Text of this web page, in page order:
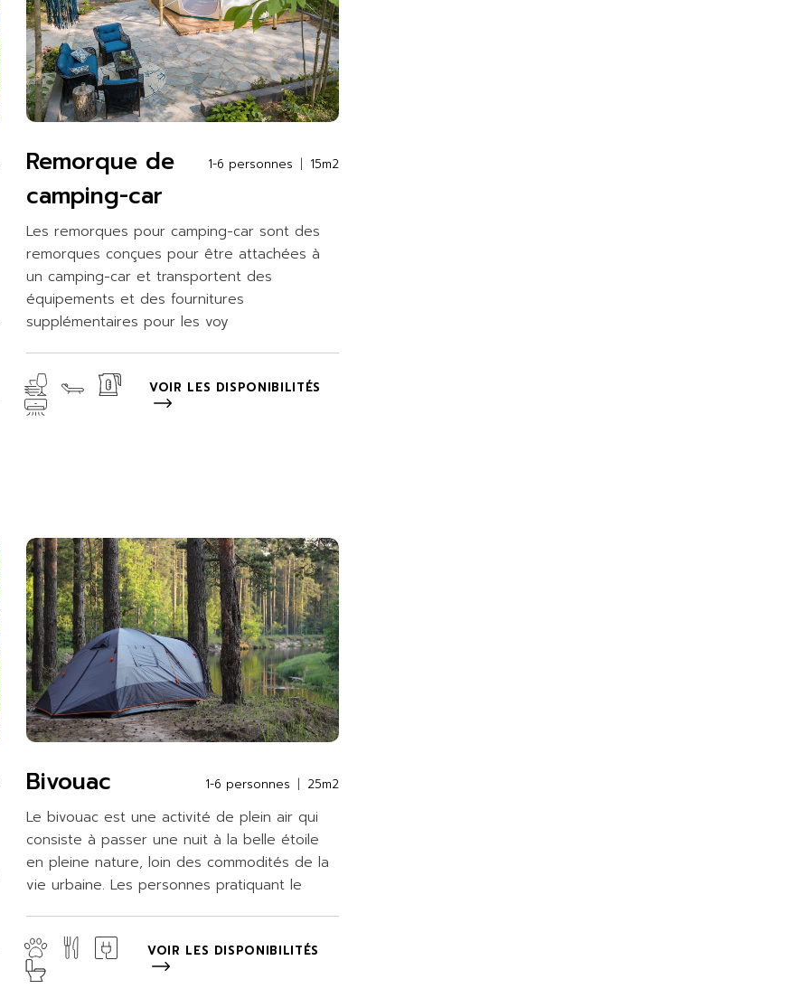
Remorque de
camping-car
1-6 personnes 15m2
Les remorques pour camping-car sont des
remorques conçues pour être attachées à
un camping-car et transportent des
équipements et des fournitures
supplémentaires pour les voy
VOIR LES DISPONIBILITÉS
Bivouac 1-6 personnes 25m2
Le bivouac est une activité de plein air qui
consiste à passer une nuit à la belle étoile
en pleine nature, loin des commodités de la
vie urbaine. Les personnes pratiquant le
VOIR LES DISPONIBILITÉS